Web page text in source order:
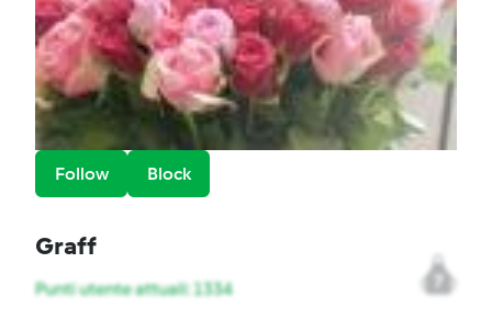
Follow Block
Graff
7
Punti utente attuali: 1334